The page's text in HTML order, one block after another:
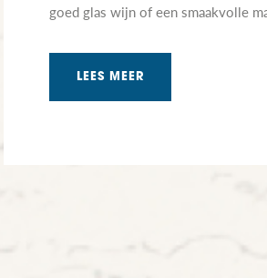
goed glas wijn of een smaakvolle
LEES MEER